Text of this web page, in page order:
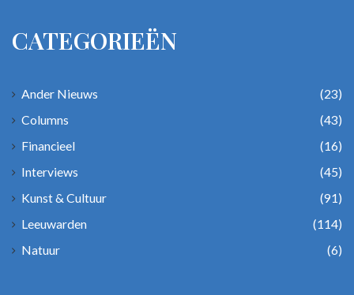
CATEGORIEËN
Ander Nieuws
(23)
Columns
(43)
Financieel
(16)
Interviews
(45)
Kunst & Cultuur
(91)
Leeuwarden
(114)
Natuur
(6)